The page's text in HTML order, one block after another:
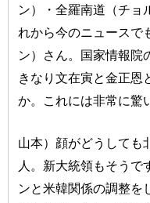
ン）・全羅南道（チョ
れから今のニュースで
ン）さん。国家情報院
きなり文在寅と金正恩
か。これには非常に
山本）顔がどうしても
人。新大統領もそうで
ンと米韓関係の調整を